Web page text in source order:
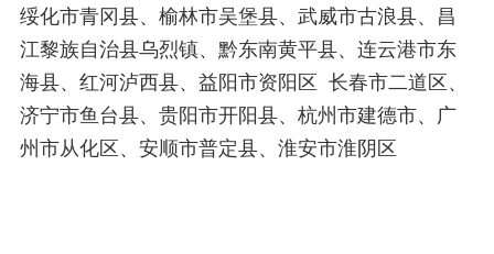
绥化市青冈县、榆林市吴堡县、武威市古浪县、昌
江黎族自治县乌烈镇、黔东南黄平县、连云港市东
海县、红河泸西县、益阳市资阳区 长春市二道区、
济宁市鱼台县、贵阳市开阳县、杭州市建德市、广
州市从化区、安顺市普定县、淮安市淮阴区